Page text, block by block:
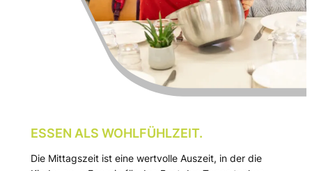
ESSEN ALS WOHLFÜHLZEIT.
Die Mittagszeit ist eine wertvolle Auszeit, in der die